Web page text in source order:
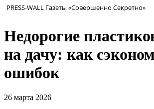
PRESS-WALL Газеты «Совершенно Секретно»
Недорогие
на дачу: как
ошибок
26 марта 2026